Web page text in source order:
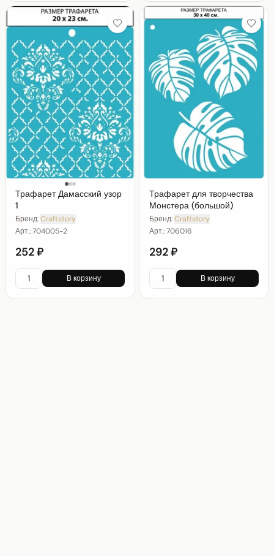
Трафарет Дамасский узор
1
Бренд:Craftstory
Арт.:704005-2
252 ₽
В корзину
Трафарет для творчества
Монстера (большой)
Бренд:Craftstory
Арт.:706016
292 ₽
В корзину